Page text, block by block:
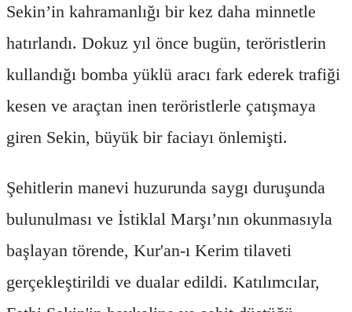
Sekin’in kahramanlığı bir kez daha minnetle
hatırlandı. Dokuz yıl önce bugün, teröristlerin
kullandığı bomba yüklü aracı fark ederek trafiği
kesen ve araçtan inen teröristlerle çatışmaya
giren Sekin, büyük bir faciayı önlemişti.
Şehitlerin manevi huzurunda saygı duruşunda
bulunulması ve İstiklal Marşı’nın okunmasıyla
başlayan törende, Kur'an-ı Kerim tilaveti
gerçekleştirildi ve dualar edildi. Katılımcılar,